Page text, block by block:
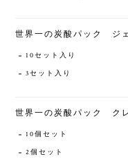
世界一の炭酸パック ジ
10セット入り
3セット入り
世界一の炭酸パック ク
10個セット
2個セット